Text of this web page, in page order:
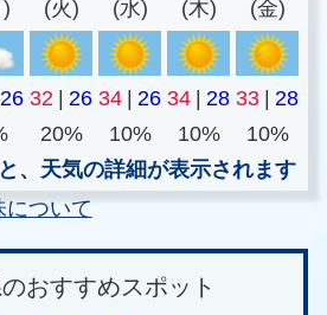
(火)
(水)
(木)
(金)
26 32 | 26 34 | 26 34 | 28 33 | 28
20% 10% 10%
10%
、天気の詳細が表示されます
について
おすすめスポット